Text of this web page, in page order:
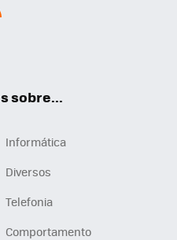
sobre...
Informática
Diversos
Telefonia
Comportamento